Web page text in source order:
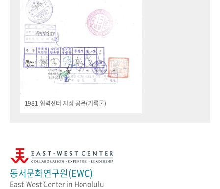
1981 협력센터 지정 공문(기록물)
동서문화연구원(EWC)
East-West Center in Honolulu